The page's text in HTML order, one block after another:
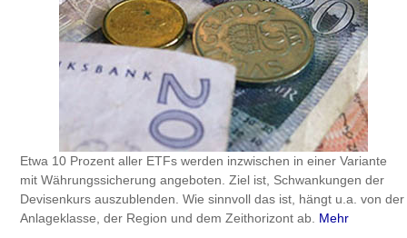
Etwa 10 Prozent aller ETFs werden inzwischen in einer Variante
mit Währungssicherung angeboten. Ziel ist, Schwankungen der
Devisenkurs auszublenden. Wie sinnvoll das ist, hängt u.a. von der
Anlageklasse, der Region und dem Zeithorizont ab. Mehr